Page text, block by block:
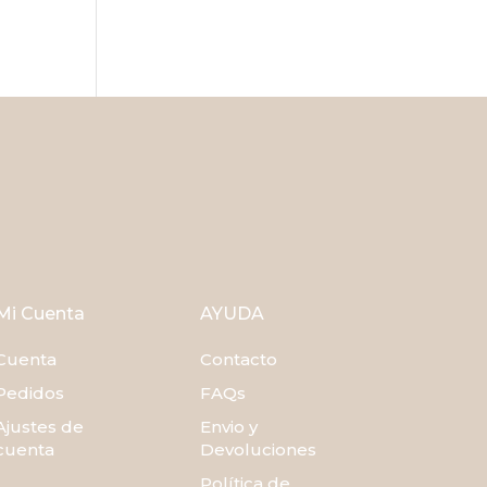
Cuenta
de
AYUDA
Contacto
FAQs
Envio y
Devoluciones